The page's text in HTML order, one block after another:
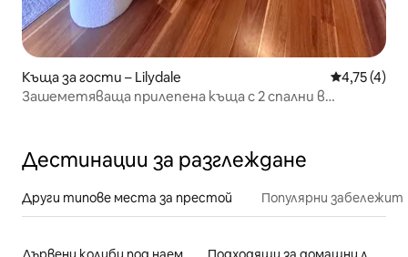
Къща за гости – Lilydale Средна
4,75 (4)
Зашеметяваща прилепена къща с 2 спални в
Дестинации за разглеждане
Други типове места за престой Популярни